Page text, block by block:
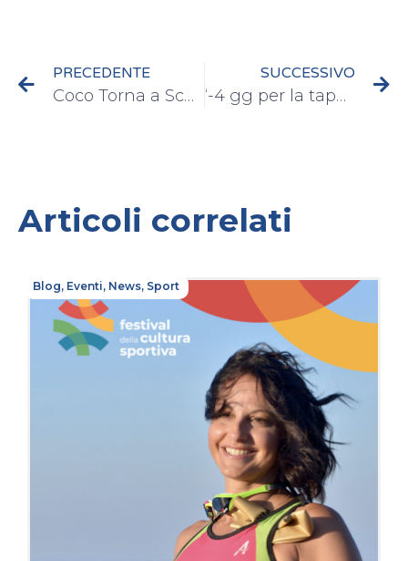
PRECEDENTE
Coco Torna a Scuola
SUCCESSIVO
‘-4 gg per la tappa Ligure del Tour
Articoli correlati
Blog, Eventi, News, Sport